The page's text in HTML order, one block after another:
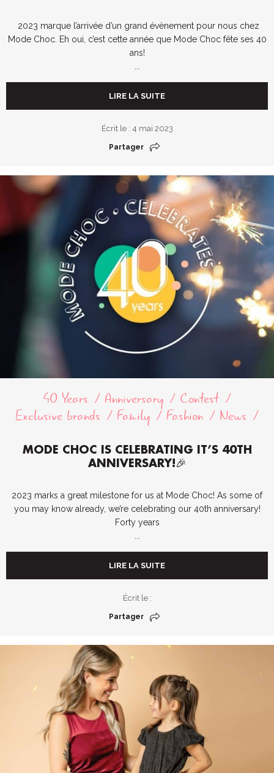
2023 marque l’arrivée d’un grand évènement pour nous chez
Mode Choc. Eh oui, c’est cette année que Mode Choc fête ses 40
ans!
LIRE LA SUITE
Écrit le : 4 mai 2023
Partager
40 Years Anniversary
Contest
Exclusive brands
Family Fashion News
MODE CHOC IS CELEBRATING IT’S 40TH
ANNIVERSARY!🎉
2023 marks a great milestone for us at Mode Choc! As some of
you may know already, we’re celebrating our 40th anniversary!
Forty years
LIRE LA SUITE
Écrit le :
Partager